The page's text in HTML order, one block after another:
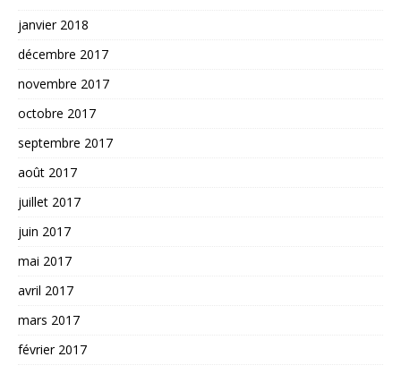
janvier 2018
décembre 2017
novembre 2017
octobre 2017
septembre 2017
août 2017
juillet 2017
juin 2017
mai 2017
avril 2017
mars 2017
février 2017